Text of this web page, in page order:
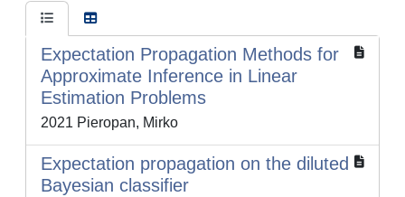
Expectation Propagation Methods for
Approximate Inference in Linear
Estimation Problems
2021 Pieropan, Mirko
Expectation propagation on the diluted
Bayesian classifier